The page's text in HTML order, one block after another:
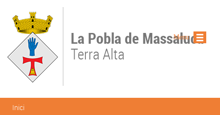
La Pobla de Massaluca
Terra Alta
Esteu aquí
Inici
Menu